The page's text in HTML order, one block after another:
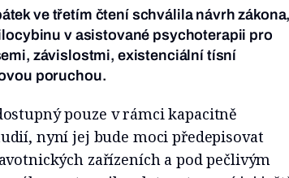
ve třetím čtení schválila návrh zákona,
v asistované psychoterapii pro
závislostmi, existenciální tísní
poruchou.
pouze v rámci kapacitně
nyní jej bude moci předepisovat
zařízeních a pod pečlivým